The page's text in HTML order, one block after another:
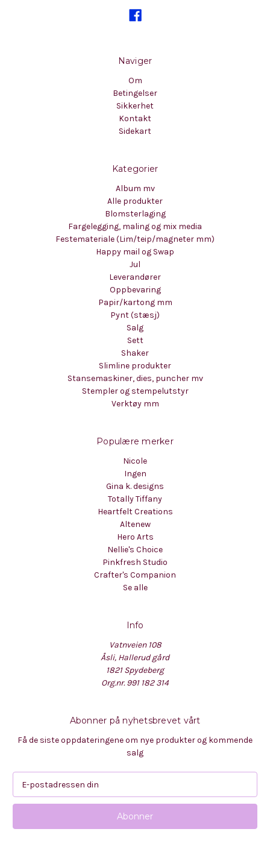
Naviger
Om
Betingelser
Sikkerhet
Kontakt
Sidekart
Kategorier
Album mv
Alle produkter
Blomsterlaging
Fargelegging, maling og mix media
Festemateriale (Lim/teip/magneter mm)
Happy mail og Swap
Jul
Leverandører
Oppbevaring
Papir/kartong mm
Pynt (stæsj)
Salg
Sett
Shaker
Slimline produkter
Stansemaskiner, dies, puncher mv
Stempler og stempelutstyr
Verktøy mm
Populære merker
Nicole
Ingen
Gina k. designs
Totally Tiffany
Heartfelt Creations
Altenew
Hero Arts
Nellie's Choice
Pinkfresh Studio
Crafter's Companion
Se alle
Info
Vatnveien 108
Åsli, Hallerud gård
1821 Spydeberg
Org.nr. 991 182 314
Abonner på nyhetsbrevet vårt
Få de siste oppdateringene om nye produkter og kommende
salg
p
s